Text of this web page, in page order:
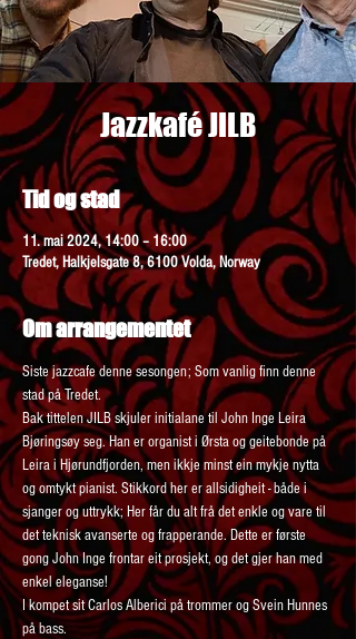
Jazzkafé JILB
Tid og stad
11. mai 2024, 14:00 – 16:00
Tredet, Halkjelsgate 8, 6100 Volda, Norway
Om arrangementet
Siste jazzcafe denne sesongen; Som vanlig finn denne
stad på Tredet.
Bak tittelen JILB skjuler initialane til John Inge Leira
Bjøringsøy seg. Han er organist i Ørsta og geitebonde på
Leira i Hjørundfjorden, men ikkje minst ein mykje nytta
og omtykt pianist. Stikkord her er allsidigheit - både i
sjanger og uttrykk; Her får du alt frå det enkle og vare til
det teknisk avanserte og frapperande. Dette er første
gong John Inge frontar eit prosjekt, og det gjer han med
enkel eleganse!
I kompet sit Carlos Alberici på trommer og Svein Hunnes
på bass.